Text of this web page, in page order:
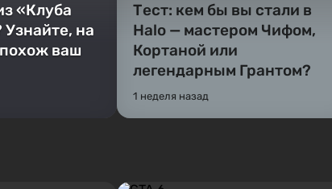
«Клуба
на
похож ваш
Тест: кем бы вы стали в
Halo — мастером Чифом,
Кортаной или
легендарным Грантом?
1 неделя назад